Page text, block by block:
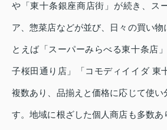
や「東十条銀座商店街」が続き、ス
ア、惣菜店などが並び、日々の買い物
とえば「スーパーみらべる東十条店
子桜田通り店」「コモディイイダ 東
複数あり、品揃えと価格に応じて使
す。地域に根ざした個人商店も多数